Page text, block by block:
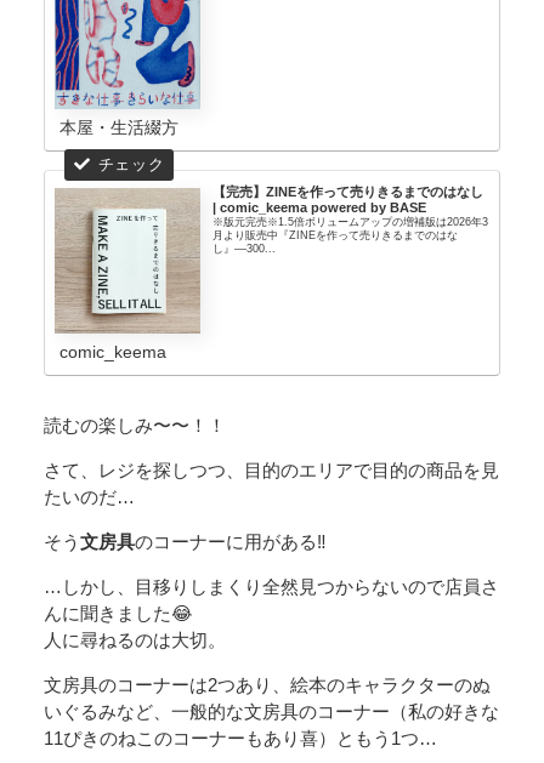
本屋・生活綴方
【完売】ZINEを作って売りきるまでのはなし
| comic_keema powered by BASE
※版元完売※1.5倍ボリュームアップの増補版は2026年3
月より販売中『ZINEを作って売りきるまでのはな
し』––300...
comic_keema
読むの楽しみ〜〜！！
さて、レジを探しつつ、目的のエリアで目的の商品を見
たいのだ…
そう 文房具のコーナーに用がある‼️
…しかし、目移りしまくり全然見つからないので店員さ
んに聞きました😂
人に尋ねるのは大切。
文房具のコーナーは2つあり、絵本のキャラクターのぬ
いぐるみなど、一般的な文房具のコーナー（私の好きな
11ぴきのねこのコーナーもあり喜）ともう1つ…